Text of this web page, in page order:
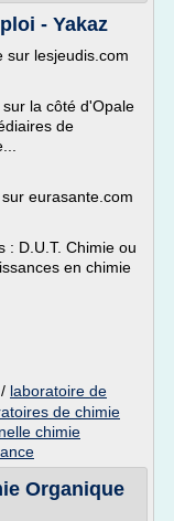
- Yakaz
sur lesjeudis.com
la côté d'Opale
de
eurasante.com
: D.U.T. Chimie ou
en chimie
/ laboratoire de
de chimie
chimie
Organique